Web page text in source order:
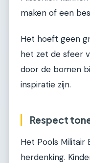
maken of een
Het hoeft geen
het zet de sfeer
door de bomen
inspiratie zijn.
Respect
Het Pools Militair
herdenking.